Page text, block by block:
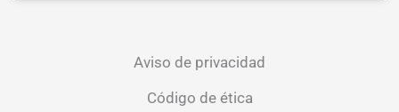
Aviso de privacidad
Código de ética